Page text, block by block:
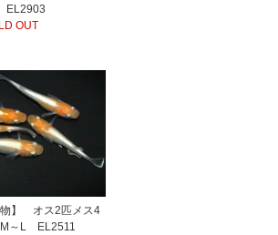
EL2903
OUT
物】 オス2匹メス4
～L EL2511